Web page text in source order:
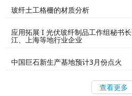
玻纤土工格栅的材质分析
应用拓展 I 光伏玻纤制品工作组秘书
江、上海等地行业企业
中国巨石新生产基地预计3月份点火
查看更多